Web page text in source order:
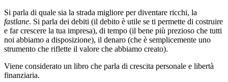
Si parla di quale sia la strada migliore per diventare ricchi, la
fastlane. Si parla dei debiti (il debito è utile se ti permette di costruire
e far crescere la tua impresa), di tempo (il bene più prezioso che tutti
noi abbiamo a disposizione), il denaro (che è semplicemente uno
strumento che riflette il valore che abbiamo creato).
Viene considerato un libro che parla di crescita personale e libertà
finanziaria.